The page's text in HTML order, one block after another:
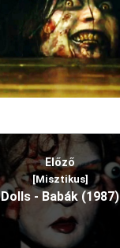
Előző
[Misztikus]
Dolls - Babák (1987)